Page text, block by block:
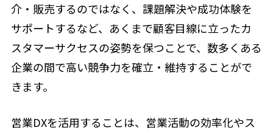
介・販売するのではなく、課題解決や成功体験を
サポートするなど、あくまで顧客目線に立ったカ
スタマーサクセスの姿勢を保つことで、数多くある
企業の間で高い競争力を確立・維持することがで
きます。
営業DXを活用することは、営業活動の効率化やス